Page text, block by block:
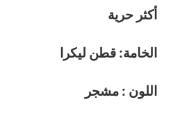
أكثر حرية
الخامة: قطن ليكرا
اللون : مشجر